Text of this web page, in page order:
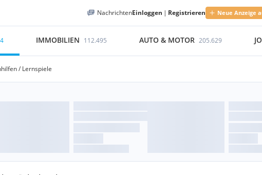
NachrichtenEinloggen | Registrieren Neue Anzeige
IMMOBILIEN 112.495 AUTO & MOTOR 205.629
/ Lernspiele